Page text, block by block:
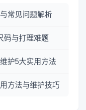
常见问题解析
码与打理难题
护5大实用方法
方法与维护技巧